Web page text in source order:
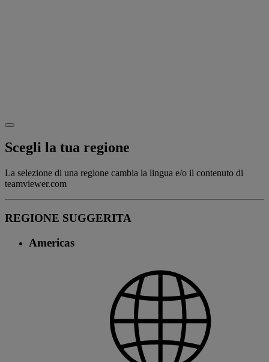
Scegli la tua regione
La selezione di una regione cambia la lingua e/o il contenuto di
teamviewer.com
REGIONE SUGGERITA
Americas